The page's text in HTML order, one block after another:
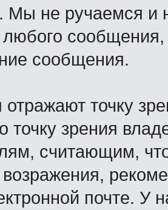
не ручаемся и
любого
сообщения.
точку
точку зрения
считающим,
почте. У